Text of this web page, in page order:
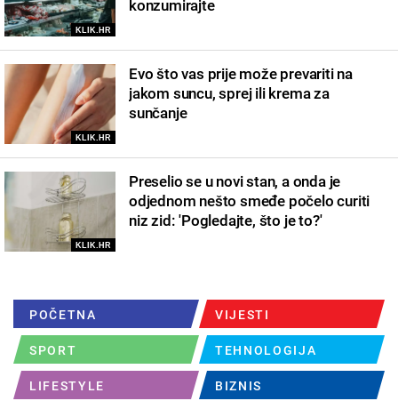
KLIK.HR
konzumirajte
KLIK.HR
Evo što vas prije može prevariti na
jakom suncu, sprej ili krema za
sunčanje
KLIK.HR
Preselio se u novi stan, a onda je
odjednom nešto smeđe počelo curiti
niz zid: 'Pogledajte, što je to?'
POČETNA VIJESTI
SPORT TEHNOLOGIJA
LIFESTYLE BIZNIS